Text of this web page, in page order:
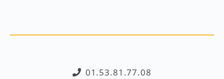
01.53.81.77.08